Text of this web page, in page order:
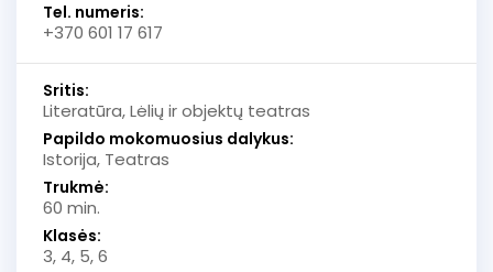
Tel. numeris:
+370 601 17 617
Sritis:
Literatūra, Lėlių ir objektų teatras
Papildo mokomuosius dalykus:
Istorija, Teatras
Trukmė:
60 min.
Klasės:
3, 4, 5, 6